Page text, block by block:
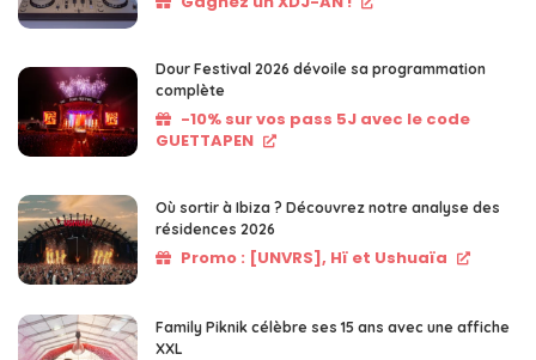
Dour Festival 2026 dévoile sa programmation
complète
-10% sur vos pass 5J avec le code
GUETTAPEN
Où sortir à Ibiza ? Découvrez notre analyse des
résidences 2026
Promo : [UNVRS], Hï et Ushuaïa
Family Piknik célèbre ses 15 ans avec une affiche
XXL